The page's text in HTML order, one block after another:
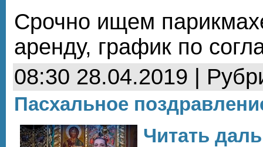
Срочно ищем
аренду, график по
08:30 28.04.2019 |
Пасхальное
Читать